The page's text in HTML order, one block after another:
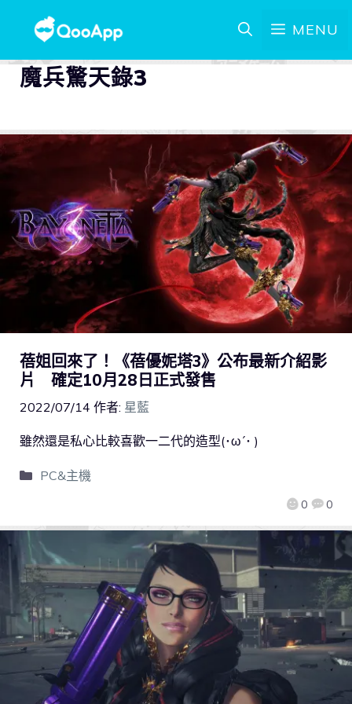
MENU
魔兵驚天錄3
蓓姐回來了！《蓓優妮塔3》公布最新介紹影
片 確定10月28日正式發售
2022/07/14 作者: 星藍
0 0
雖然還是私心比較喜歡一二代的造型(･ω´･ )
PC&主機